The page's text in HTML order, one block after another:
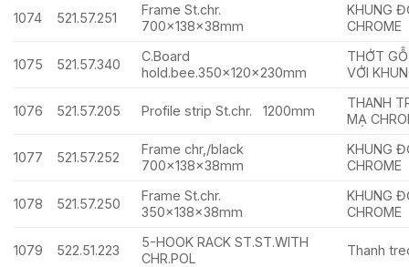
1074 521.57.251
Frame St.chr.
700x138x38mm
KHUNG
CHROME
1075 521.57.340
C.Board
hold.bee.350x120x230mm
THỚT
VỚI
1076 521.57.205 Profile strip St.chr. 1200mm
THANH
MẠ
1077 521.57.252
Frame chr,/black
700x138x38mm
KHUNG
CHROME
1078 521.57.250
Frame St.chr.
350x138x38mm
KHUNG
CHROME
1079 522.51.223
5-HOOK RACK ST.ST.WITH
CHR.POL
Thanh